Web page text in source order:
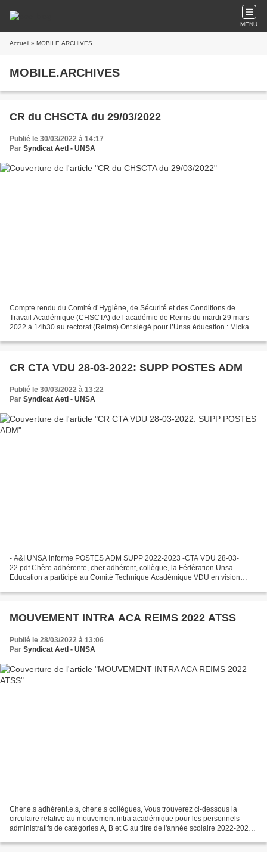
MENU
Accueil » MOBILE.ARCHIVES
MOBILE.ARCHIVES
CR du CHSCTA du 29/03/2022
Publié le 30/03/2022 à 14:17
Par Syndicat AetI - UNSA
Compte rendu du Comité d’Hygiène, de Sécurité et des Conditions de
Travail Académique (CHSCTA) de l’académie de Reims du mardi 29 mars
2022 à 14h30 au rectorat (Reims) Ont siégé pour l’Unsa éducation : Mickaël
CR CTA VDU 28-03-2022: SUPP POSTES ADM
Publié le 30/03/2022 à 13:22
Par Syndicat AetI - UNSA
- A&I UNSA informe POSTES ADM SUPP 2022-2023 -CTA VDU 28-03-
22.pdf Chère adhérente, cher adhérent, collègue, la Fédération Unsa
Education a participé au Comité Technique Académique VDU en vision
MOUVEMENT INTRA ACA REIMS 2022 ATSS
Publié le 28/03/2022 à 13:06
Par Syndicat AetI - UNSA
Cher.e.s adhérent.e.s, cher.e.s collègues, Vous trouverez ci-dessous la
circulaire relative au mouvement intra académique pour les personnels
administratifs de catégories A, B et C au titre de l'année scolaire 2022-2023